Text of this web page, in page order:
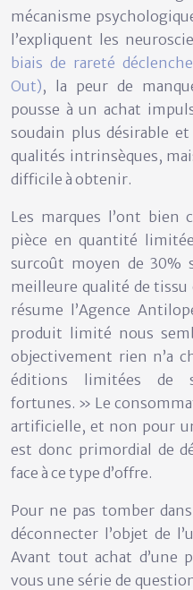
mécanisme
l’expliquent les
biais de rareté
Out), la peur de
pousse à un achat
soudain plus désirable
qualités intrinsèques,
difficile à obtenir.
Les marques l’ont bien
pièce en quantité
surcoût moyen de 30%
meilleure qualité de
résume l’Agence
produit limité nous
objectivement rien n’a
éditions limitées de
fortunes. » Le
artificielle, et non pour
est donc primordial de
face à ce type d’offre.
Pour ne pas tomber
déconnecter l’objet de
Avant tout achat d’une
vous une série de